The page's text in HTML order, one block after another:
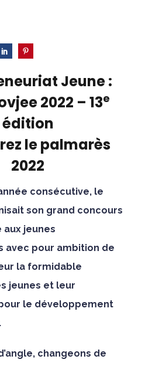
Jeune :
2022 – 13e
édition
le palmarès
2022
consécutive, le
son grand concours
jeunes
avec pour ambition de
la formidable
jeunes et leur
le développement
changeons de